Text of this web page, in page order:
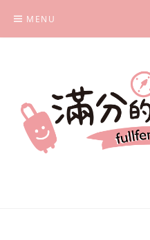
content
MENU